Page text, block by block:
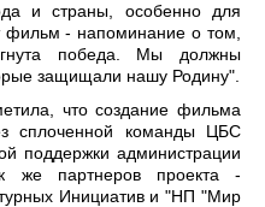
и страны, особенно для
фильм - напоминание о том,
победа. Мы должны
защищали нашу Родину".
что создание фильма
сплоченной команды ЦБС
поддержки администрации
же партнеров проекта -
Инициатив и "НП "Мир